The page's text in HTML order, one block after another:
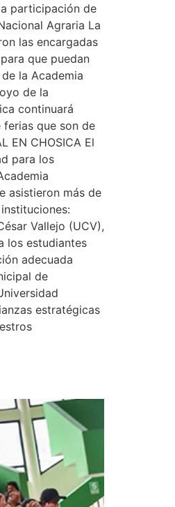
participación de
Agraria La
las encargadas
que puedan
la Academia
de la
continuará
que son de
EN CHOSICA El
para los
asistieron más de
Vallejo (UCV),
los estudiantes
adecuada
de
estratégicas